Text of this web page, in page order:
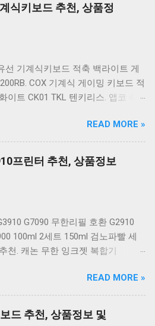
식키보드 추천, 상품정
선 기계식키보드 적축 백라이트 게
COX 기계식 게이밍 키보드 적
이트 CK01 TKL 텐키리스. 앱코 축
반형. 앱코 K517 레트로 기계식 게이
드 갈축 일반형 레트로 베이지. 체리
TKL RGB 게이밍 텐키리스 기
4종 축 선택 저소음적축 블랙. 체리
Retro. COX CK01 교체축 사이드
기계식 키보드 네이비 CK01NV적축
키보드 XTRFY MX BOARD 3.1 RGB
게이밍 키보드 갈축 그레이 화이트
키리스 기계식키보드 구매를 고려
할인 혜택을 놓치지 마세요. 다양
READ MORE »
프린터 추천, 상품정보
G7090 무한리필 호환 G2910
100ml 2세트 150ml 검노파빨 세
천. 캐논 무한 잉크젯 복합기
G2910 잉크포함 정품 무한복합기 컬
합기 가정용프린터 상세정보참조.
프린터 정품 헤드 카트리지
G3900 G4900 G2910 G3910
READ MORE »
드 추천, 상품정보 및